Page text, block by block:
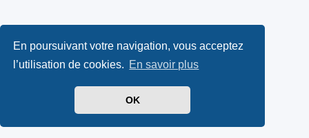
En poursuivant votre navigation, vous acceptez
l’utilisation de cookies. En savoir plus
OK